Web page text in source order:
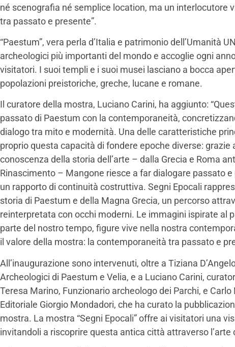
né scenografia né semplice location, ma un interlocutore
tra passato e presente”.
“Paestum”, vera perla d’Italia e patrimonio dell’Umanità
archeologici più importanti del mondo e accoglie ogni
visitatori. I suoi templi e i suoi musei lasciano a bocca
popolazioni preistoriche, greche, lucane e romane.
Il curatore della mostra, Luciano Carini, ha aggiunto:
passato di Paestum con la contemporaneità,
dialogo tra mito e modernità. Una delle caratteristiche
proprio questa capacità di fondere epoche diverse: grazie
conoscenza della storia dell’arte – dalla Grecia e Roma
Rinascimento – Mangone riesce a far dialogare passato
un rapporto di continuità costruttiva. Segni Epocali
storia di Paestum e della Magna Grecia, un percorso
reinterpretata con occhi moderni. Le immagini ispirate al
parte del nostro tempo, figure vive nella nostra
il valore della mostra: la contemporaneità tra passato e
All’inaugurazione sono intervenuti, oltre a Tiziana
Archeologici di Paestum e Velia, e a Luciano Carini,
Teresa Marino, Funzionario archeologo dei Parchi, e
Editoriale Giorgio Mondadori, che ha curato la
mostra. La mostra “Segni Epocali” offre ai visitatori una
invitandoli a riscoprire questa antica città attraverso l’arte